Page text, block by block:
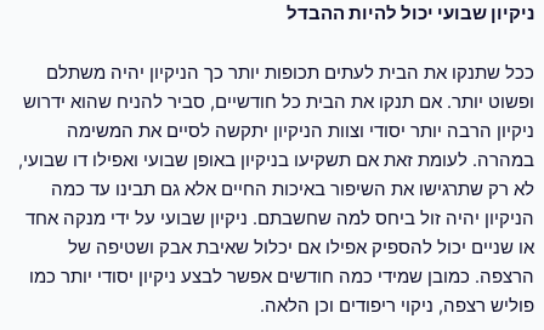
ניקיון שבועי יכול להיות ההבדל
ככל שתנקו את הבית לעתים תכופות יותר כך הניקיון יהיה משתלם
ופשוט יותר. אם תנקו את הבית כל חודשיים, סביר להניח שהוא ידרוש
ניקיון הרבה יותר יסודי וצוות הניקיון יתקשה לסיים את המשימה
במהרה. לעומת זאת אם תשקיעו בניקיון באופן שבועי ואפילו דו שבועי,
לא רק שתרגישו את השיפור באיכות החיים אלא גם תבינו עד כמה
הניקיון יהיה זול ביחס למה שחשבתם. ניקיון שבועי על ידי מנקה אחד
או שניים יכול להספיק אפילו אם יכלול שאיבת אבק ושטיפה של
הרצפה. כמובן שמידי כמה חודשים אפשר לבצע ניקיון יסודי יותר כמו
פוליש רצפה, ניקוי ריפודים וכן הלאה.